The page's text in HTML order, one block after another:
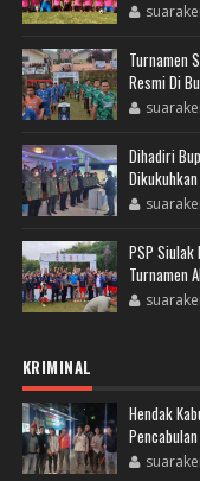
Turnamen
Resmi Di
Dihadiri
Dikukuhkan
PSP Siulak
Turnamen
KRIMINAL
Hendak